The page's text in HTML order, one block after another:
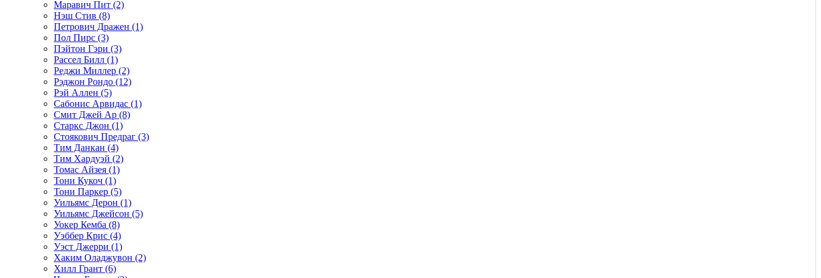
Маравич Пит (2)
Нэш Стив (8)
Петрович Дражен (1)
Пол Пирс (3)
Пэйтон Гэри (3)
Рассел Билл (1)
Реджи Миллер (2)
Рэджон Рондо (12)
Рэй Аллен (5)
Сабонис Арвидас (1)
Смит Джей Ар (8)
Старкс Джон (1)
Стоякович Предраг (3)
Тим Данкан (4)
Тим Хардуэй (2)
Томас Айзея (1)
Тони Кукоч (1)
Тони Паркер (5)
Уильямс Дерон (1)
Уильямс Джейсон (5)
Уокер Кемба (8)
Уэббер Крис (4)
Уэст Джерри (1)
Хаким Оладжувон (2)
Хилл Грант (6)